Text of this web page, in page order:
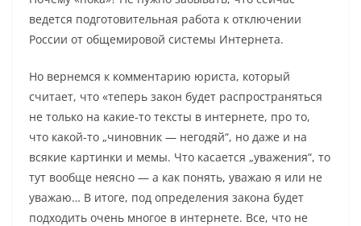
ведется подготовительная работа к отключении
России от общемировой системы Интернета.
Но вернемся к комментарию юриста, который
считает, что «теперь закон будет распространяться
не только на какие-то тексты в интернете, про то,
что какой-то „чиновник — негодяй“, но даже и на
всякие картинки и мемы. Что касается „уважения“, то
тут вообще неясно — а как понять, уважаю я или не
уважаю… В итоге, под определения закона будет
подходить очень многое в интернете. Все, что не